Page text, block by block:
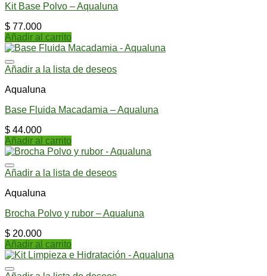
Kit Base Polvo – Aqualuna
$ 77.000
Añadir al carrito
Añadir a la lista de deseos
Aqualuna
Base Fluida Macadamia – Aqualuna
$ 44.000
Añadir al carrito
Añadir a la lista de deseos
Aqualuna
Brocha Polvo y rubor – Aqualuna
$ 20.000
Añadir al carrito